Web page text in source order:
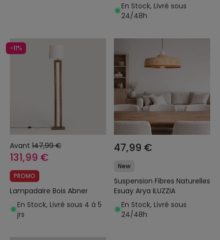
En Stock, Livré sous
24/48h
-11%
Avant 147,99 €
131,99 €
PROMO
Lampadaire Bois Abner
En Stock, Livré sous 4 à 5
jrs
47,99 €
New
Suspension Fibres Naturelles
Esuay Arya ILUZZIA
En Stock, Livré sous
24/48h